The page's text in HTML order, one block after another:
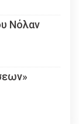
Νόλαν